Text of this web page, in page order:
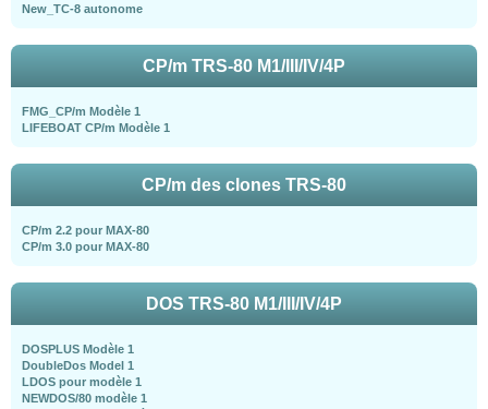
New_TC-8 autonome
CP/m TRS-80 M1/III/IV/4P
FMG_CP/m Modèle 1
LIFEBOAT CP/m Modèle 1
CP/m des clones TRS-80
CP/m 2.2 pour MAX-80
CP/m 3.0 pour MAX-80
DOS TRS-80 M1/III/IV/4P
DOSPLUS Modèle 1
DoubleDos Model 1
LDOS pour modèle 1
NEWDOS/80 modèle 1